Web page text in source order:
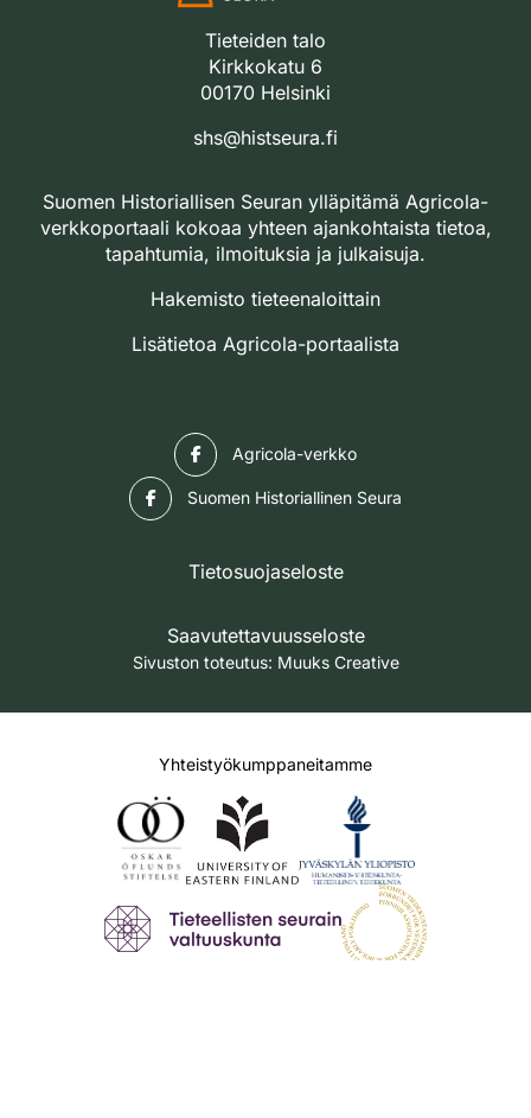
Tieteiden talo
Kirkkokatu 6
00170 Helsinki
shs@histseura.fi
Suomen Historiallisen Seuran ylläpitämä Agricola-
verkkoportaali kokoaa yhteen ajankohtaista tietoa,
tapahtumia, ilmoituksia ja julkaisuja.
Hakemisto tieteenaloittain
Lisätietoa Agricola-portaalista
Agricola-verkko
Suomen Historiallinen Seura
Tietosuojaseloste
Saavutettavuusseloste
Sivuston toteutus: Muuks Creative
Yhteistyökumppaneitamme